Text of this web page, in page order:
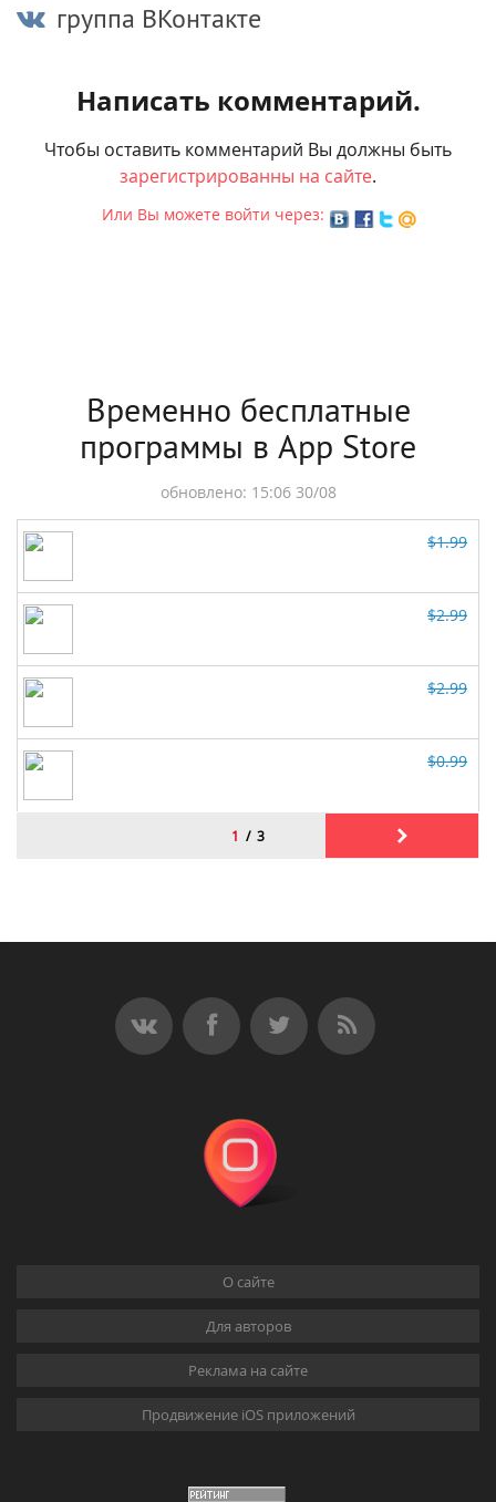
группа ВКонтакте
Написать комментарий.
Чтобы оставить комментарий Вы должны быть
зарегистрированны на сайте.
Или Вы можете войти через:
Временно бесплатные
программы в App Store
О сайте
Для авторов
Реклама на сайте
Продвижение iOS приложений